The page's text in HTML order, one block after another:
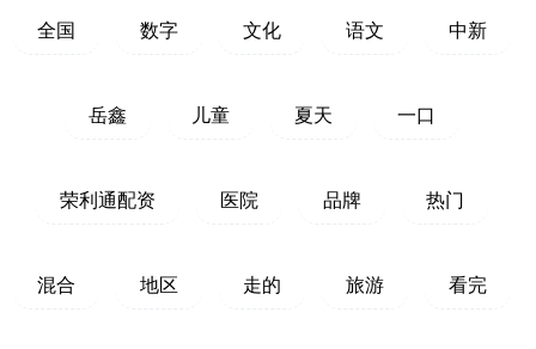
全国 数字 文化 语文 中新
岳鑫 儿童 夏天 一口
荣利通配资 医院 品牌 热门
混合 地区 走的 旅游 看完